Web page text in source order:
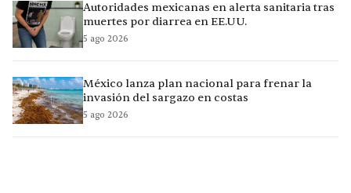
Autoridades mexicanas en alerta sanitaria tras
muertes por diarrea en EE.UU.
5 ago 2026
México lanza plan nacional para frenar la
invasión del sargazo en costas
5 ago 2026